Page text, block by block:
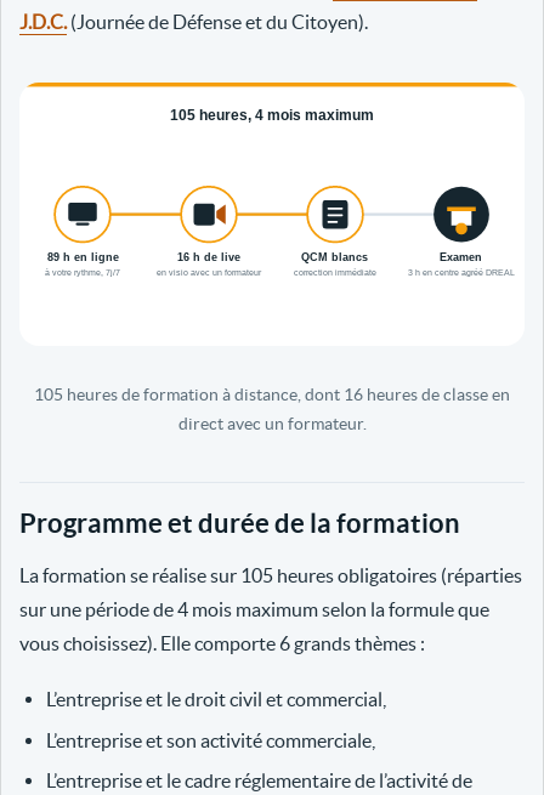
J.D.C.(Journée de Défense et du Citoyen).
105 heures de formation à distance, dont 16 heures de classe en
direct avec un formateur.
Programme et durée de la formation
La formation se réalise sur 105 heures obligatoires (réparties
sur une période de 4 mois maximum selon la formule que
vous choisissez). Elle comporte 6 grands thèmes :
L’entreprise et le droit civil et commercial,
L’entreprise et son activité commerciale,
L’entreprise et le cadre réglementaire de l’activité de